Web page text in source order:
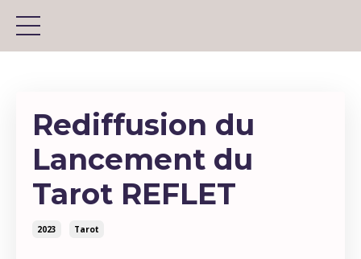
Rediffusion du
Lancement du
Tarot REFLET
2023 Tarot